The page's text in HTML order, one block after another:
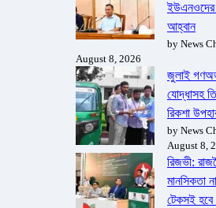
ইউএনওদের
আহ্বান
by News
August 8, 2026
জুলাই
যোদ্ধাসহ
রিকশা
by News
August 8,
রিজভী:
মানসিকতা
টেকসই হবে